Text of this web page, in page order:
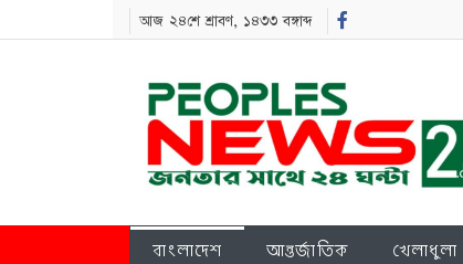
আজ ২৪শে শ্রাবণ, ১৪৩৩ বঙ্গাব্দ
বাংলাদেশ আন্তর্জাতিক খেলাধুলা